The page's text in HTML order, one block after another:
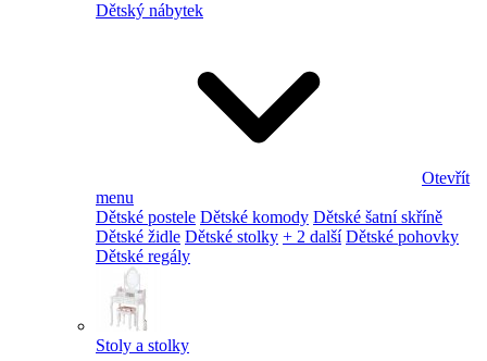
Dětský nábytek
Otevřít
menu
Dětské postele Dětské komody Dětské šatní skříně
Dětské židle Dětské stolky + 2 další Dětské pohovky
Dětské regály
Stoly a stolky